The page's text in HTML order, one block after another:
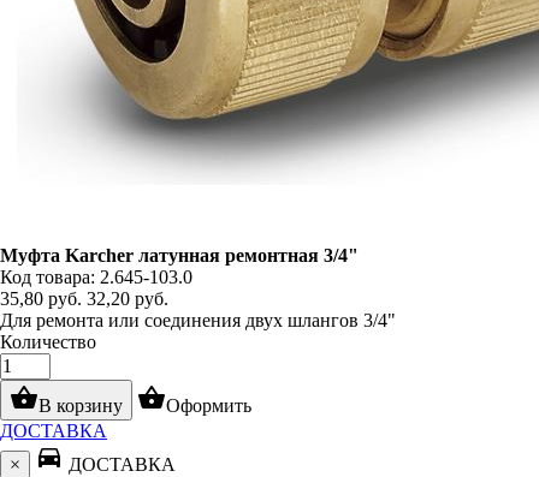
Муфта Karcher латунная ремонтная 3/4"
Код товара: 2.645-103.0
35,80 руб. 32,20 руб.
Для ремонта или соединения двух шлангов 3/4"
Количество
shopping_basketВ корзину shopping_basketОформить
ДОСТАВКА
×
directions_car ДОСТАВКА